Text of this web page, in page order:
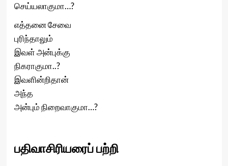
செய்யலாகுமா…?
எத்தனை சேவை
புரிந்தாலும்
இவள் அன்புக்கு
நிகராகுமா..?
இவளின்றிதான்
அந்த
அன்பும் நிறைவாகுமா…?
பதிவாசிரியரைப் பற்றி